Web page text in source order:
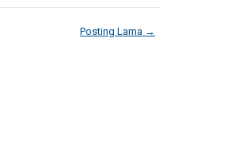
Posting Lama →